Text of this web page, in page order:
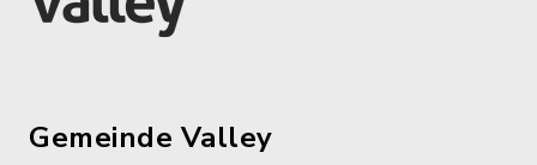
Gemeinde Valley